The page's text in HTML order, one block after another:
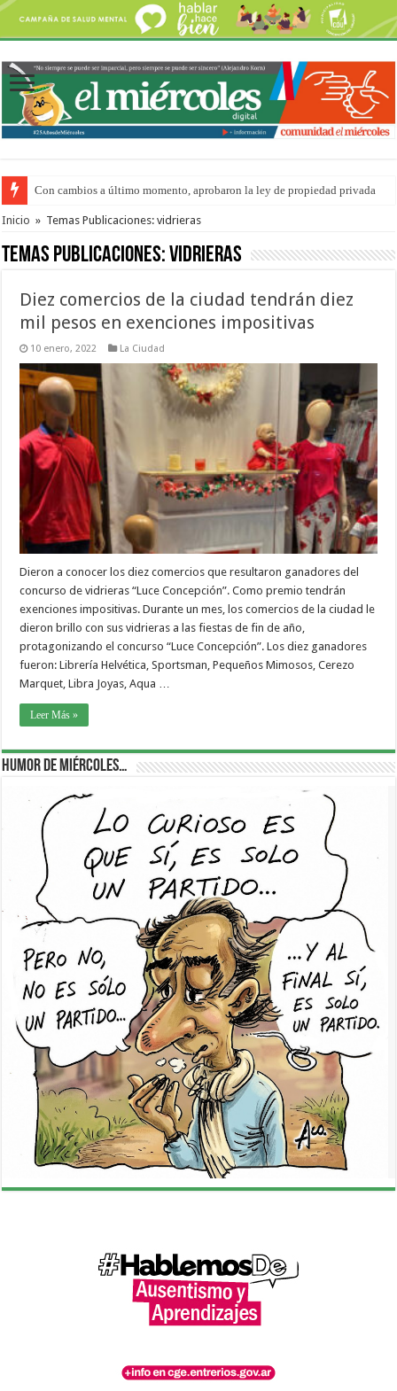
Con cambios a último momento, aprobaron la ley de propiedad privada
Del viernes 7 al domingo 9 de agosto: la agenda ¿A dónde ir? para este
Inicio » Temas Publicaciones: vidrieras
Temas Publicaciones:vidrieras
Diez comercios de la ciudad tendrán diez
mil pesos en exenciones impositivas
10 enero, 2022 La Ciudad
Dieron a conocer los diez comercios que resultaron ganadores del
concurso de vidrieras “Luce Concepción”. Como premio tendrán
exenciones impositivas. Durante un mes, los comercios de la ciudad le
dieron brillo con sus vidrieras a las fiestas de fin de año,
protagonizando el concurso “Luce Concepción”. Los diez ganadores
fueron: Librería Helvética, Sportsman, Pequeños Mimosos, Cerezo
Marquet, Libra Joyas, Aqua …
Leer Más »
Humor de Miércoles…